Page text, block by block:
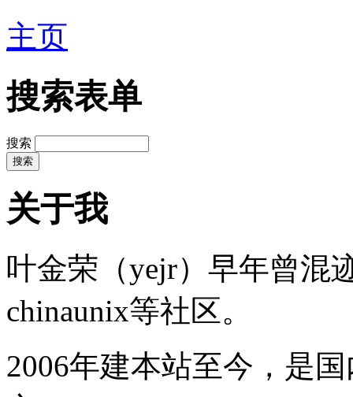
主页
搜索表单
搜索
关于我
叶金荣（yejr）早年曾混
chinaunix等社区。
2006年建本站至今，是